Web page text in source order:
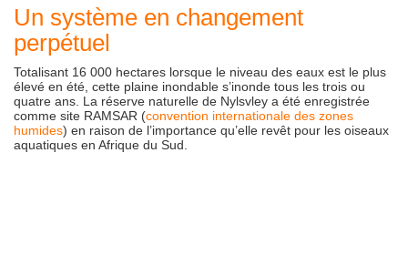
Un système en changement
perpétuel
Totalisant 16 000 hectares lorsque le niveau des eaux est le plus
élevé en été, cette plaine inondable s’inonde tous les trois ou
quatre ans. La réserve naturelle de Nylsvley a été enregistrée
comme site RAMSAR (convention internationale des zones
humides) en raison de l’importance qu’elle revêt pour les oiseaux
aquatiques en Afrique du Sud.